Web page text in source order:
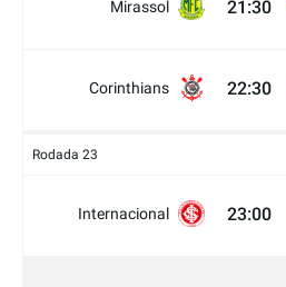
Mirassol 21:30
Corinthians 22:30
Rodada 23
Internacional 23:00